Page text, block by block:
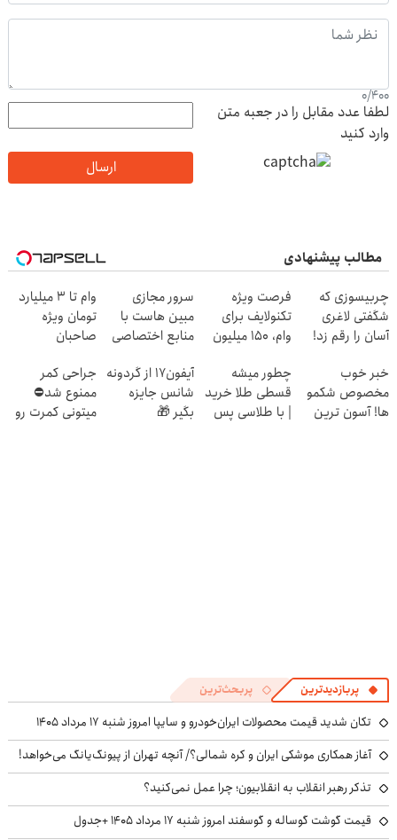
0/400
لطفا عدد مقابل را در جعبه متن
وارد کنید
ارسال
مطالب پیشنهادی
چربیسوزی که
شگفتی لاغری
آسان را رقم زد!
فرصت ویژه
تکنولایف برای
وام، 150 میلیون
سرور مجازی
مبین هاست با
منابع اختصاصی
وام تا ۳ میلیارد
تومان ویژه
صاحبان
آنلاین و حضوری
خبر خوب
مخصوص شکمو
ها! آسون ترین
چطور میشه
قسطی طلا خرید
| با طلاسی پس
آیفون17 از گردونه
شانس جایزه
بگیر 🎁
جراحی کمر
ممنوع شد⛔
میتونی کمرت رو
پربازدیدترین پربحث‌ترین
تکان شدید قیمت محصولات ایران‌خودرو و سایپا امروز شنبه ۱۷ مرداد ۱۴۰۵
آغاز همکاری موشکی ایران و کره شمالی؟/ آنچه تهران از پیونگ‌یانگ می‌خواهد!
تذکر رهبر انقلاب به انقلابیون؛ چرا عمل نمی‌کنید؟
قیمت گوشت گوساله و گوسفند امروز شنبه ۱۷ مرداد ۱۴۰۵ +جدول